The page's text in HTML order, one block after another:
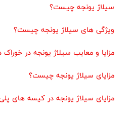
سیلاژ یونجه چیست؟
ویژگی های سیلاژ یونجه چیست؟
مزایا و معایب سیلاژ یونجه در
مزایای سیلاژ یونجه چیست؟
مزایای سیلاژ یونجه در کیسه های